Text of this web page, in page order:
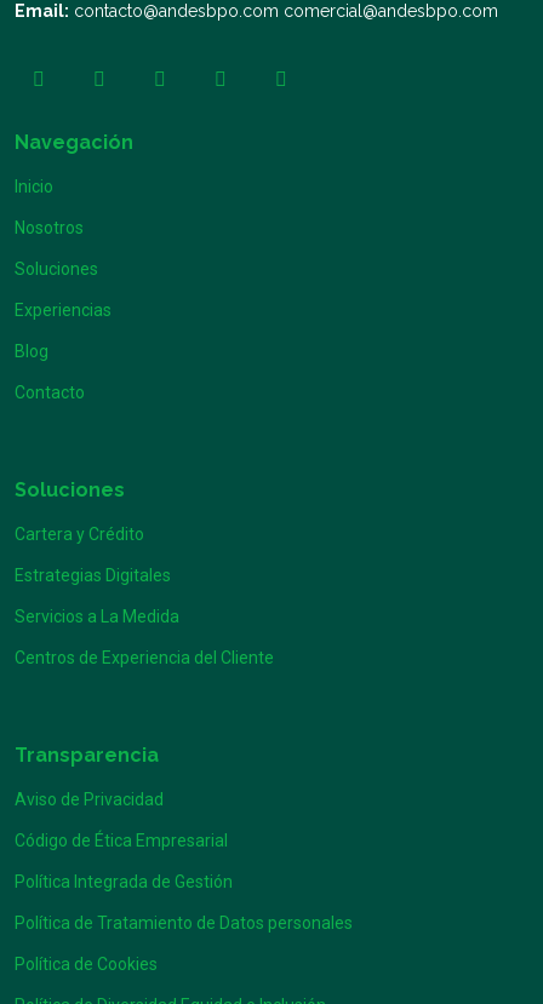
Email: contacto@andesbpo.com comercial@andesbpo.com
Navegación
Inicio
Nosotros
Soluciones
Experiencias
Blog
Contacto
Soluciones
Cartera y Crédito
Estrategias Digitales
Servicios a La Medida
Centros de Experiencia del Cliente
Transparencia
Aviso de Privacidad
Código de Ética Empresarial
Política Integrada de Gestión
Política de Tratamiento de Datos personales
Política de Cookies